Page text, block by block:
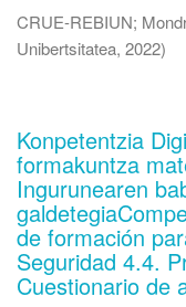
CRUE-REBIUN;
Unibertsitatea, 2022)
Konpetentzia
formakuntza
Ingurunearen
de formación
Seguridad 4.4.
Cuestionario de